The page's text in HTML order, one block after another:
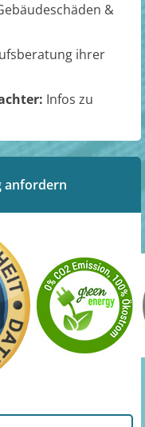
&
ihrer
Infos zu
anfordern